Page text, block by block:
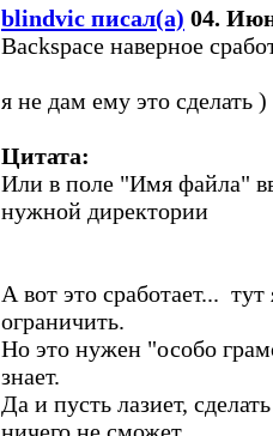
blindvic писал(а) 04.
Backspace наверное
я не дам ему это сделать )
Цитата:
Или в поле "Имя файла"
нужной директории
А вот это сработает...
ограничить.
Но это нужен "особо
знает.
Да и пусть лазиет,